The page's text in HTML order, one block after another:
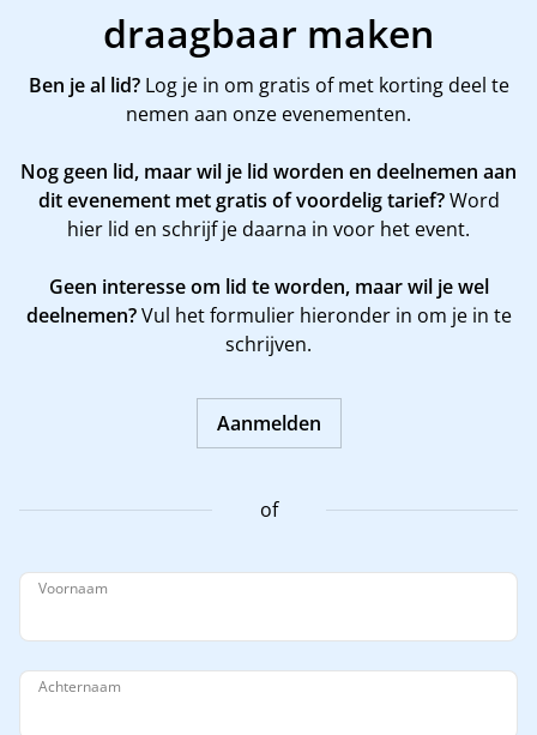
draagbaar maken
Ben je al lid?Log je in om gratis of met korting deel te
nemen aan onze evenementen.
Nog geen lid, maar wil je lid worden en deelnemen aan
dit evenement met gratis of voordelig tarief?Word
hier lid en schrijf je daarna in voor het event.
Geen interesse om lid te worden, maar wil je wel
deelnemen?Vul het formulier hieronder in om je in te
schrijven.
Aanmelden
of
Voornaam
Achternaam